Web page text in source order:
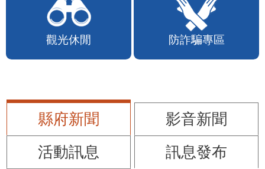
觀光休閒 防詐騙專區
縣府新聞
影音新聞
活動訊息
訊息發布